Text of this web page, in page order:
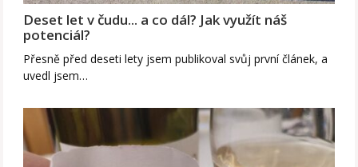
Deset let v čudu... a co dál? Jak využít náš
potenciál?
Přesně před deseti lety jsem publikoval svůj první článek, a
uvedl jsem…